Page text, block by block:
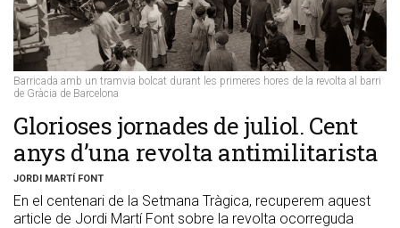
Barricada amb un tramvia bolcat durant les primeres hores de la revolta al barri
de Gràcia de Barcelona
Glorioses jornades de juliol. Cent
anys d’una revolta antimilitarista
JORDI MARTÍ FONT
En el centenari de la Setmana Tràgica, recuperem aquest
article de Jordi Martí Font sobre la revolta ocorreguda